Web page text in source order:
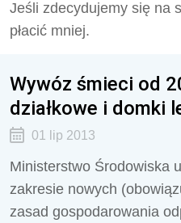
Jeśli zdecydujemy się na
płacić mniej.
Wywóz śmieci od
działkowe i domki
01 lip 2013
Ministerstwo Środowiska
zakresie nowych
zasad gospodarowania